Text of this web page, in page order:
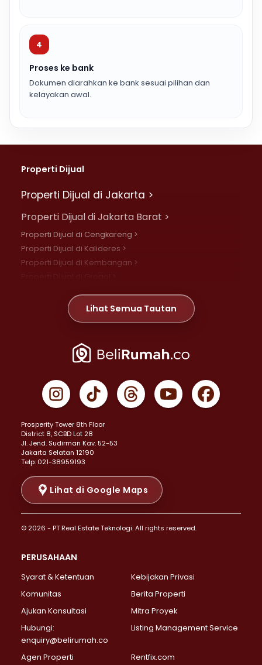
4
Proses ke bank
Dokumen diarahkan ke bank sesuai pilihan dan
kelayakan awal.
Properti Dijual
Properti Dijual di Jakarta >
Properti Dijual di Jakarta Barat >
Properti Dijual di Cengkareng >
Properti Dijual di Kalideres >
Properti Dijual di Kembangan >
Properti Dijual di Meruya >
Properti Dijual di Jelambar >
Properti Dijual di Jakarta Pusat >
Properti Dijual di Gambir >
Properti Dijual di Johar Baru >
Properti Dijual di Menteng >
Properti Dijual di Senen >
Properti Dijual di Tanah Abang >
Properti Dijual di Cikini >
Properti Dijual di Kramat >
Properti Dijual di Pasar Baru >
Properti Dijual di Bendungan Hilir >
Properti Dijual di Jakarta Selatan >
Properti Dijual di Lebak Bulus >
Properti Dijual di Gandaria Selatan >
Properti Dijual di Pondok Labu >
Properti Dijual di Lenteng Agung >
Properti Dijual di Senayan >
Properti Dijual di Pondok Pinang >
Lihat Semua Tautan
Prosperity Tower 8th Floor
District 8, SCBD Lot 28
JI. Jend. Sudirman Kav. 52-53
Jakarta Selatan 12190
Telp: 021-38959193
Lihat di Google Maps
© 2026 - PT Real Estate Teknologi. All rights reserved.
PERUSAHAAN
Syarat & Ketentuan
Kebijakan Privasi
Komunitas
Berita Properti
Ajukan Konsultasi
Mitra Proyek
Hubungi:
enquiry@belirumah.co
Listing Management Service
Agen Properti Rentfix.com